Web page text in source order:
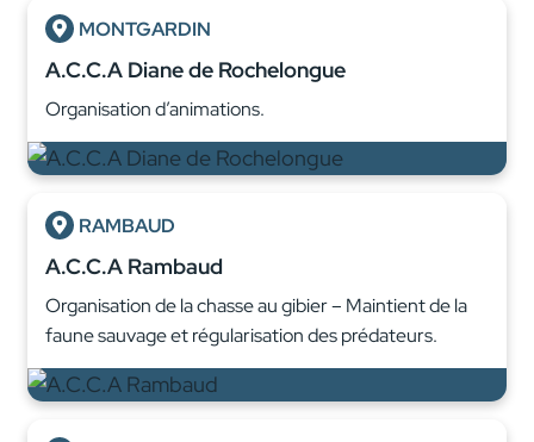
MONTGARDIN
A.C.C.A Diane de Rochelongue
Organisation d’animations.
RAMBAUD
A.C.C.A Rambaud
Organisation de la chasse au gibier – Maintient de la
faune sauvage et régularisation des prédateurs.